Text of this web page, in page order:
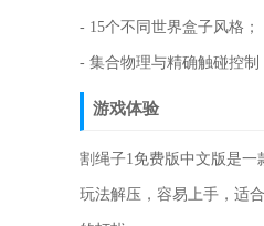
- 15个不同世界盒子风格；
- 集合物理与精确触碰控制
游戏体验
割绳子1免费版中文版是一
玩法解压，容易上手，适